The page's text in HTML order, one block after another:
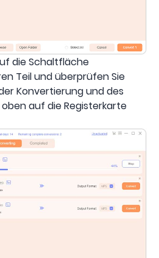
die Schaltfläche
Teil und überprüfen Sie
Konvertierung und des
auf die Registerkarte